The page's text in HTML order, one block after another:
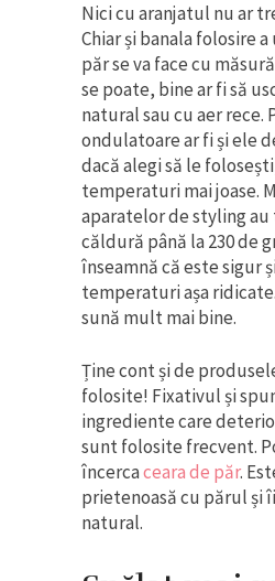
Nici cu aranjatul nu ar
Chiar și banala folosire
păr se va face cu
se poate, bine ar fi să
natural sau cu aer rece.
ondulatoare ar fi și ele
dacă alegi să le
temperaturi mai joase.
aparatelor de styling
căldură până la 230 de
înseamnă că este sigur
temperaturi așa
sună mult mai bine.
Ține cont și de
folosite! Fixativul și
ingrediente care
sunt folosite frecvent.
încercaceara de păr.
prietenoasă cu părul și
natural.